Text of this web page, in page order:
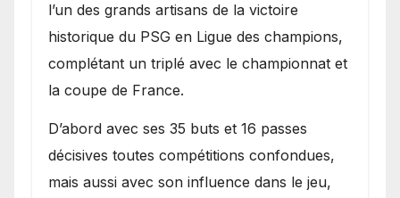
l’un des grands artisans de la victoire
historique du PSG en Ligue des champions,
complétant un triplé avec le championnat et
la coupe de France.
D’abord avec ses 35 buts et 16 passes
décisives toutes compétitions confondues,
mais aussi avec son influence dans le jeu,